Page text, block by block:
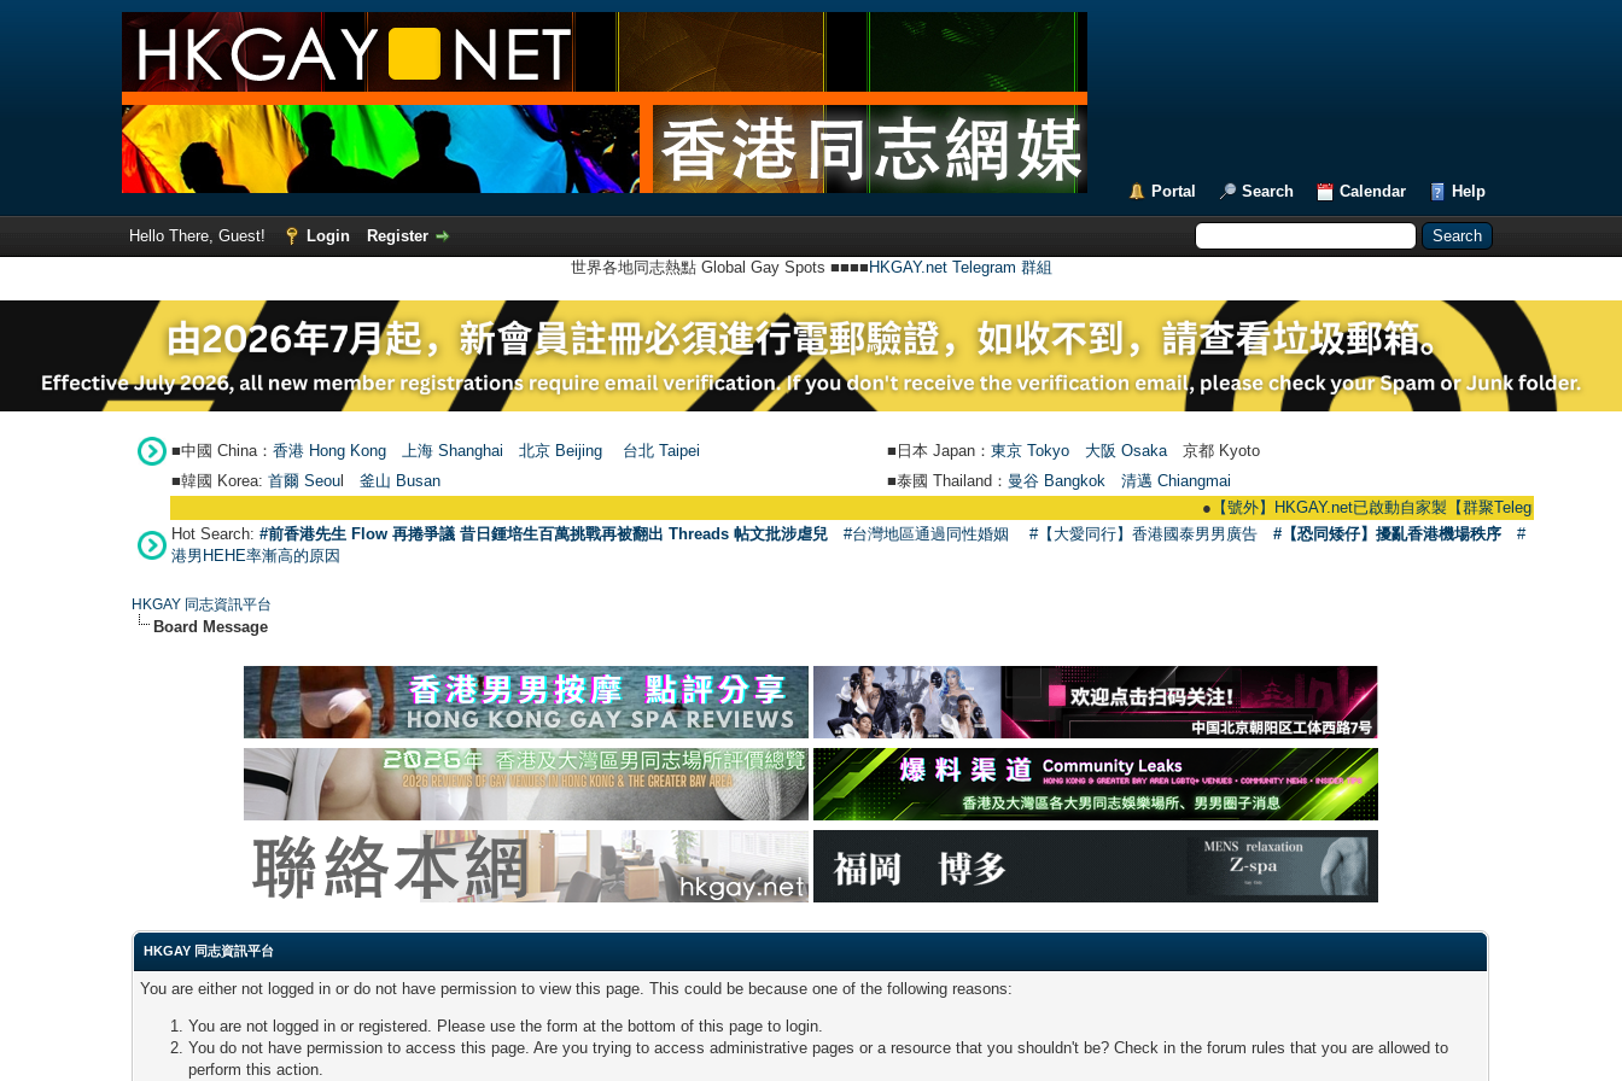
Portal Search Calendar Help
Hello There, Guest! Login
Register
世界各地同志熱點 Global Gay Spots ■■■■ HKGAY.net Telegram 群組
■中國 China： 香港 Hong Kong 上海 Shanghai 北京 Beijing 台北 Taipei ■日本 Japan： 東京 Tokyo 大阪 Osaka 京都 Kyoto
■韓國 Korea: 首爾 Seou 釜山 Busan ■泰國 Thailand： 曼谷 Bangkok
清邁 Chiangmai
【號外】HKGAY.net已啟動自家製【群聚Telegram群組】
Hot Search: #前香港先生 Flow 再捲爭議 昔日鍾培生百萬挑戰再被翻出 Threads 帖文批涉虐兒 #台灣地區通過同性婚姻 #【大愛同行】香港國泰男男廣告 #【恐同矮仔】擾亂香港機場秩序
#
港男HEHE率漸高的原因
HKGAY 同志資訊平台
Board Message
HKGAY 同志資訊平台
You are either not logged in or do not have permission to view this page. This could be because one of the following reasons:
You are not logged in or registered. Please use the form at the bottom of this page to login.
You do not have permission to access this page. Are you trying to access administrative pages or a resource that you shouldn't be? Check in the forum rules that you are allowed to
perform this action.